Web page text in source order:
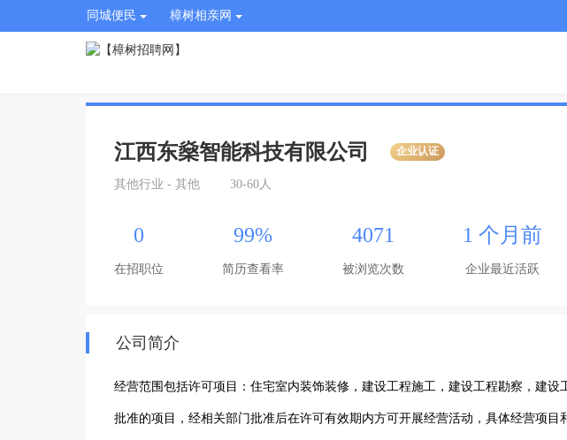
同城便民 樟树相亲网
江西东燊智能科技有限公司 企业认证
其他行业 - 其他 30-60人
0
在招职位
99%
简历查看率
4071
被浏览次数
1 个月前
企业最近活跃
公司简介
经营范围包括许可项目：住宅室内装饰装修，建设工程施工，建设工程勘察，建设
批准的项目，经相关部门批准后在许可有效期内方可开展经营活动，具体经营项目